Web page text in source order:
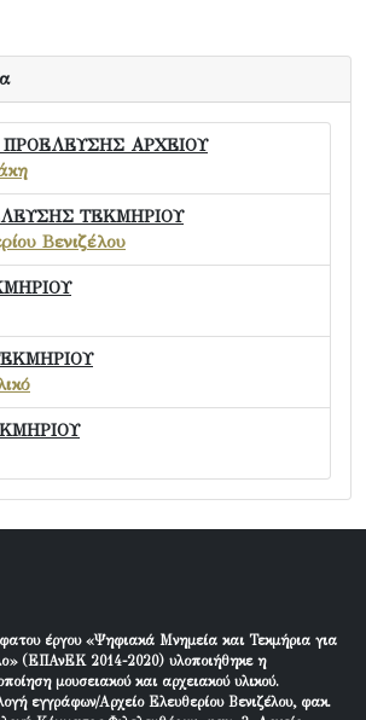
ΑΡΧΕΙΟΥ
ΤΕΚΜΗΡΙΟΥ
Βενιζέλου
έργου «Ψηφιακά Μνημεία και Τεκμήρια για
(ΕΠΑνΕΚ 2014-2020) υλοποιήθηκε η
μουσειακού και αρχειακού υλικού.
εγγράφων/Αρχείο Ελευθερίου Βενιζέλου, φακ.